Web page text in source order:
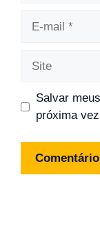
Salvar
próxima